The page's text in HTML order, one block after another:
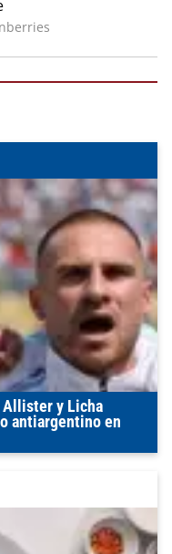
Allister y Licha
antiargentino en